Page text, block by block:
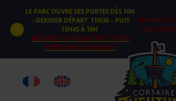
LE PARC OUVRE SES PORTES DÈS 10H
– DERNIER DÉPART 11H30 – PUIS
13H45 À 19H
RÉSERVEZ VOTRE ACTIVITÉ ! TRÈS
FORTEMENT CONSEILLÉ
LE PARC NE
L’EAU
Panneau de gestion des cookies